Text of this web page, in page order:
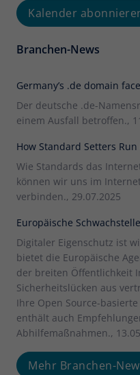
Kalender
Branchen-News
Germany’s .de domain
Der deutsche .de-
einem Ausfall betroffen.,
How Standard Setters
Wie Standards das
können wir uns im
verbinden., 29.07.2025
Europäische
Digitaler Eigenschutz ist
bietet die Europäische
der breiten Öffentlichkeit
Sicherheitslücken aus
Ihre Open Source-
enthält auch
Abhilfemaßnahmen.,
Mehr Branchen-